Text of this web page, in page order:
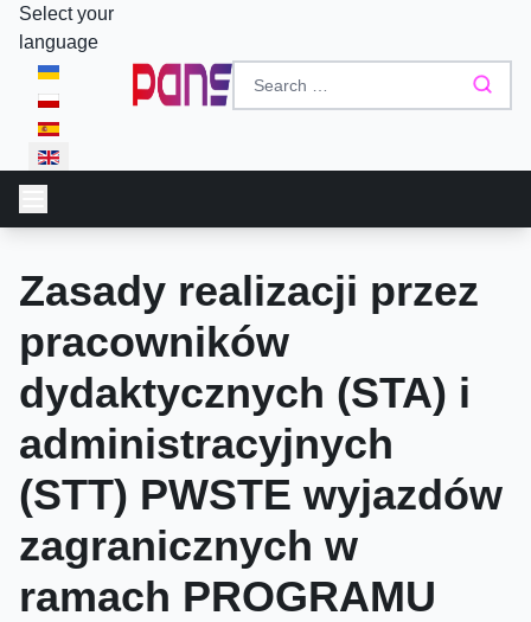
Select your
language
Zasady realizacji przez
pracowników
dydaktycznych (STA) i
administracyjnych
(STT) PWSTE wyjazdów
zagranicznych w
ramach PROGRAMU